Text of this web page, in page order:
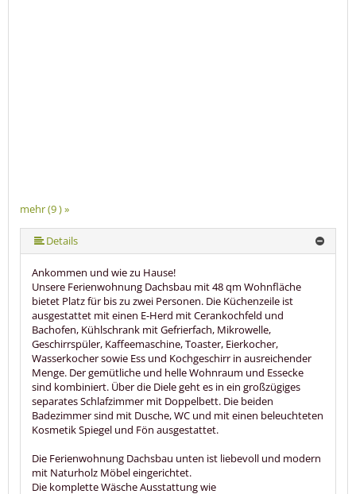
mehr (9 ) »
mehr (9 ) »
mehr (9 ) »
mehr (9 ) »
mehr (9 ) »
mehr (9 ) »
Details
Ankommen und wie zu Hause!
Unsere Ferienwohnung Dachsbau mit 48 qm Wohnfläche
bietet Platz für bis zu zwei Personen. Die Küchenzeile ist
ausgestattet mit einen E-Herd mit Cerankochfeld und
Bachofen, Kühlschrank mit Gefrierfach, Mikrowelle,
Geschirrspüler, Kaffeemaschine, Toaster, Eierkocher,
Wasserkocher sowie Ess und Kochgeschirr in ausreichender
Menge. Der gemütliche und helle Wohnraum und Essecke
sind kombiniert. Über die Diele geht es in ein großzügiges
separates Schlafzimmer mit Doppelbett. Die beiden
Badezimmer sind mit Dusche, WC und mit einen beleuchteten
Kosmetik Spiegel und Fön ausgestattet.
Die Ferienwohnung Dachsbau unten ist liebevoll und modern
mit Naturholz Möbel eingerichtet.
Die komplette Wäsche Ausstattung wie